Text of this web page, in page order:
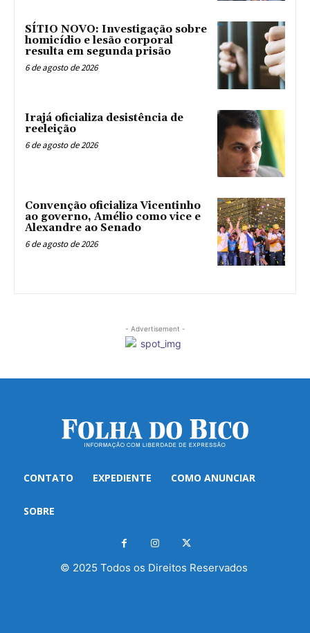
SÍTIO NOVO: Investigação sobre
homicídio e lesão corporal
resulta em segunda prisão
6 de agosto de 2026
Irajá oficializa desistência de
reeleição
6 de agosto de 2026
Convenção oficializa Vicentinho
ao governo, Amélio como vice e
Alexandre ao Senado
6 de agosto de 2026
- Advertisement -
CONTATO EXPEDIENTE COMO ANUNCIAR
SOBRE
© 2025 Todos os Direitos Reservados